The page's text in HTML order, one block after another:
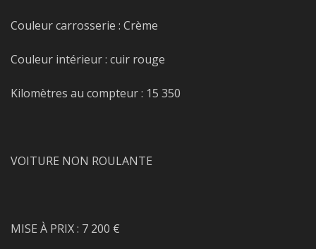
Couleur carrosserie : Crème
Couleur intérieur : cuir rouge
Kilomètres au compteur : 15 350
VOITURE NON ROULANTE
MISE À PRIX : 7 200 €